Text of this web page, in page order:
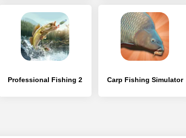
Professional Fishing 2 Carp Fishing Simulator